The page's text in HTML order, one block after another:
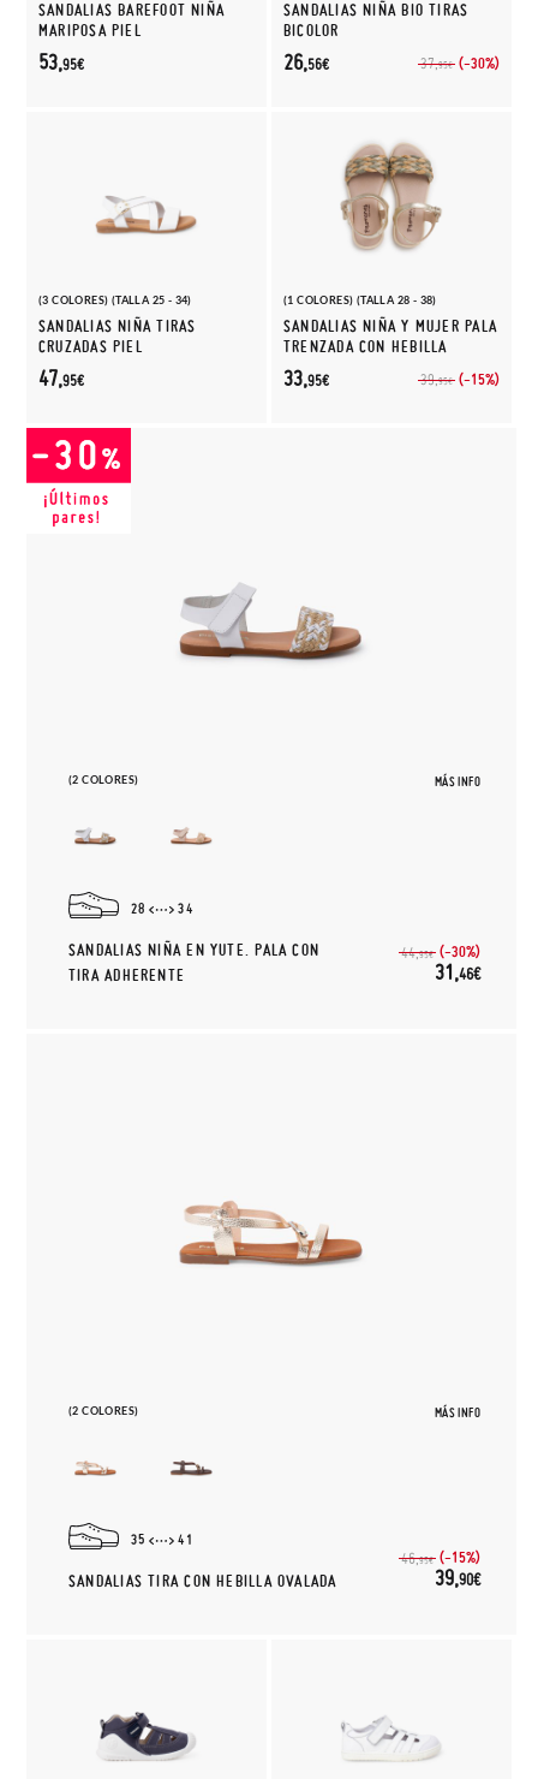
SANDALIAS BAREFOOT NIÑA
MARIPOSA PIEL
53,95€
SANDALIAS NIÑA BIO TIRAS
BICOLOR
37,95€ (-30%)
26,56€
(3 COLORES) (TALLA 25 - 34)
SANDALIAS NIÑA TIRAS
CRUZADAS PIEL
47,95€
(1 COLORES) (TALLA 28 - 38)
SANDALIAS NIÑA Y MUJER PALA
TRENZADA CON HEBILLA
39,95€ (-15%)
33,95€
(2 COLORES) MÁS INFO
28 34
SANDALIAS NIÑA EN YUTE. PALA CON
TIRA ADHERENTE
44,95€ (-30%)
31,46€
(2 COLORES) MÁS INFO
35 41
SANDALIAS TIRA CON HEBILLA OVALADA
46,95€ (-15%)
39,90€